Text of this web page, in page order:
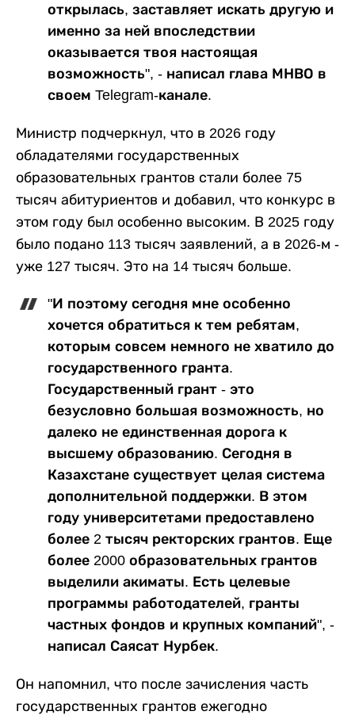
открылась, заставляет искать другую и
именно за ней впоследствии
оказывается твоя настоящая
возможность", - написал глава МНВО в
своем Telegram-канале.
Министр подчеркнул, что в 2026 году
обладателями государственных
образовательных грантов стали более 75
тысяч абитуриентов и добавил, что конкурс в
этом году был особенно высоким. В 2025 году
было подано 113 тысяч заявлений, а в 2026-м -
уже 127 тысяч. Это на 14 тысяч больше.
"И поэтому сегодня мне особенно
хочется обратиться к тем ребятам,
которым совсем немного не хватило до
государственного гранта.
Государственный грант - это
безусловно большая возможность, но
далеко не единственная дорога к
высшему образованию. Сегодня в
Казахстане существует целая система
дополнительной поддержки. В этом
году университетами предоставлено
более 2 тысяч ректорских грантов. Еще
более 2000 образовательных грантов
выделили акиматы. Есть целевые
программы работодателей, гранты
частных фондов и крупных компаний", -
написал Саясат Нурбек.
Он напомнил, что после зачисления часть
государственных грантов ежегодно